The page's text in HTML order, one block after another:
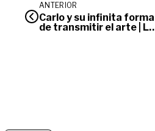
ANTERIOR
Carlo y su infinita forma
de transmitir el arte | La